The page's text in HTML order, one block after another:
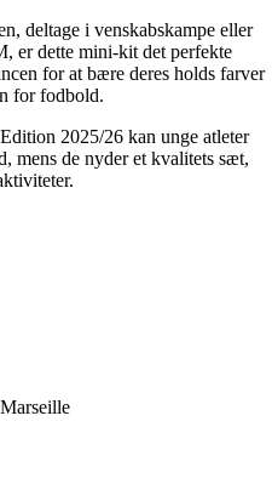
deltage i venskabskampe eller
er dette mini-kit det perfekte
for at bære deres holds farver
for fodbold.
2025/26 kan unge atleter
mens de nyder et kvalitets sæt,